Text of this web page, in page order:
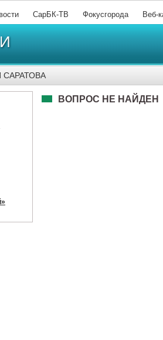
СарБК-ТВ Фокусгорода Веб-
САРАТОВА
ВОПРОС НЕ НАЙДЕН